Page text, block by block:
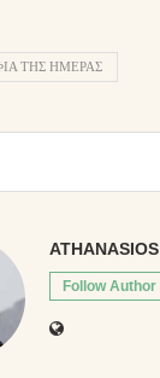
ΤΗΣ ΗΜΈΡΑΣ
ATHANASIOS
Follow Author